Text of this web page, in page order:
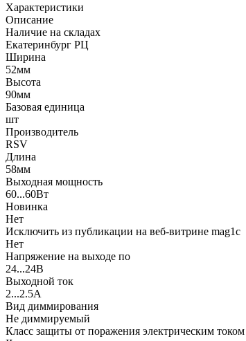
Характеристики
Описание
Наличие на складах
Екатеринбург РЦ
Ширина
52мм
Высота
90мм
Базовая единица
шт
Производитель
RSV
Длина
58мм
Выходная мощность
60...60Вт
Новинка
Нет
Исключить из публикации на веб-витрине mag1c
Нет
Напряжение на выходе по
24...24В
Выходной ток
2...2.5А
Вид диммирования
Не диммируемый
Класс защиты от поражения электрическим током